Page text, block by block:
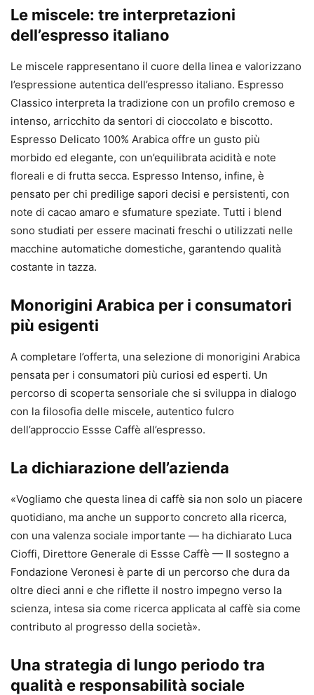
Le miscele: tre interpretazioni
dell’espresso italiano
Le miscele rappresentano il cuore della linea e valorizzano
l’espressione autentica dell’espresso italiano. Espresso
Classico interpreta la tradizione con un profilo cremoso e
intenso, arricchito da sentori di cioccolato e biscotto.
Espresso Delicato 100% Arabica offre un gusto più
morbido ed elegante, con un’equilibrata acidità e note
floreali e di frutta secca. Espresso Intenso, infine, è
pensato per chi predilige sapori decisi e persistenti, con
note di cacao amaro e sfumature speziate. Tutti i blend
sono studiati per essere macinati freschi o utilizzati nelle
macchine automatiche domestiche, garantendo qualità
costante in tazza.
Monorigini Arabica per i consumatori
più esigenti
A completare l’offerta, una selezione di monorigini Arabica
pensata per i consumatori più curiosi ed esperti. Un
percorso di scoperta sensoriale che si sviluppa in dialogo
con la filosofia delle miscele, autentico fulcro
dell’approccio Essse Caffè all’espresso.
La dichiarazione dell’azienda
«Vogliamo che questa linea di caffè sia non solo un piacere
quotidiano, ma anche un supporto concreto alla ricerca,
con una valenza sociale importante — ha dichiarato Luca
Cioffi, Direttore Generale di Essse Caffè — Il sostegno a
Fondazione Veronesi è parte di un percorso che dura da
oltre dieci anni e che riflette il nostro impegno verso la
scienza, intesa sia come ricerca applicata al caffè sia come
contributo al progresso della società».
Una strategia di lungo periodo tra
qualità e responsabilità sociale